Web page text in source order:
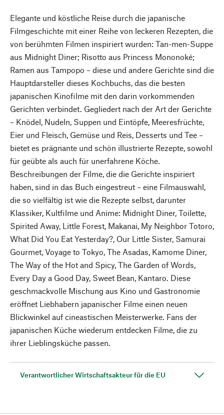
Elegante und köstliche Reise durch die japanische
Filmgeschichte mit einer Reihe von leckeren Rezepten, die
von berühmten Filmen inspiriert wurden: Tan-men-Suppe
aus Midnight Diner; Risotto aus Princess Mononoké;
Ramen aus Tampopo – diese und andere Gerichte sind die
Hauptdarsteller dieses Kochbuchs, das die besten
japanischen Kinofilme mit den darin vorkommenden
Gerichten verbindet. Gegliedert nach der Art der Gerichte
– Knödel, Nudeln, Suppen und Eintöpfe, Meeresfrüchte,
Eier und Fleisch, Gemüse und Reis, Desserts und Tee –
bietet es prägnante und schön illustrierte Rezepte, sowohl
für geübte als auch für unerfahrene Köche.
Beschreibungen der Filme, die die Gerichte inspiriert
haben, sind in das Buch eingestreut – eine Filmauswahl,
die so vielfältig ist wie die Rezepte selbst, darunter
Klassiker, Kultfilme und Anime: Midnight Diner, Toilette,
Spirited Away, Little Forest, Makanai, My Neighbor Totoro,
What Did You Eat Yesterday?, Our Little Sister, Samurai
Gourmet, Voyage to Tokyo, The Asadas, Kamome Diner,
The Way of the Hot and Spicy, The Garden of Words,
Every Day a Good Day, Sweet Bean, Kantaro. Diese
geschmackvolle Mischung aus Kino und Gastronomie
eröffnet Liebhabern japanischer Filme einen neuen
Blickwinkel auf cineastischen Meisterwerke. Fans der
japanischen Küche wiederum entdecken Filme, die zu
ihrer Lieblingsküche passen.
Verantwortlicher Wirtschaftsakteur für die EU